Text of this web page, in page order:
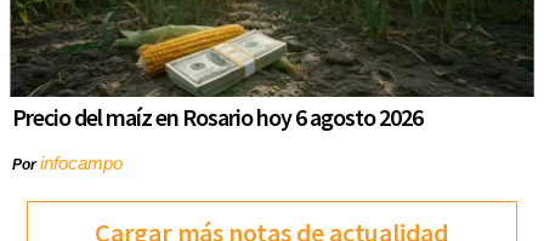
Precio del maíz en Rosario hoy 6 agosto 2026
Porinfocampo
Cargar más notas de actualidad